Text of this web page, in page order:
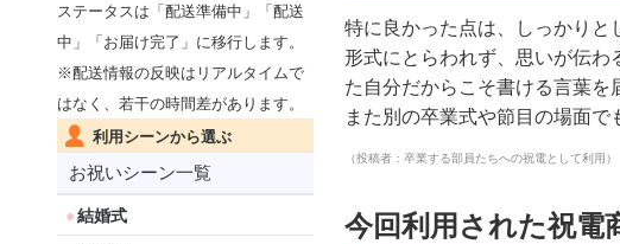
ステータスは「配送準備中」「配送
中」「お届け完了」に移行します。
※配送情報の反映はリアルタイムで
はなく、若干の時間差があります。
利用シーンから選ぶ
お祝いシーン一覧
結婚式
特に良かった点は、しっかりと
形式にとらわれず、思いが伝わ
た自分だからこそ書ける言葉を
また別の卒業式や節目の場面で
（投稿者：卒業する部員たちへの祝電として利用）
今回利用された祝電